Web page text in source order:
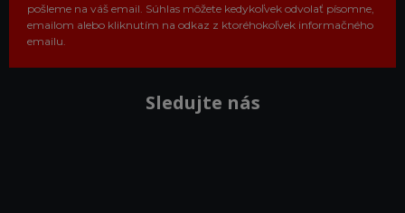
pošleme na váš email. Súhlas môžete kedykoľvek odvolať písomne,
emailom alebo kliknutím na odkaz z ktoréhokoľvek informačného
emailu.
Sledujte nás